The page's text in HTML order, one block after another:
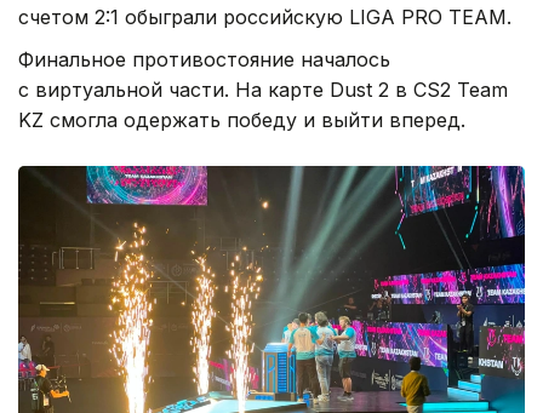
счетом 2:1 обыграли российскую LIGA PRO TEAM.
Финальное противостояние началось
с виртуальной части. На карте Dust 2 в CS2 Team
KZ смогла одержать победу и выйти вперед.